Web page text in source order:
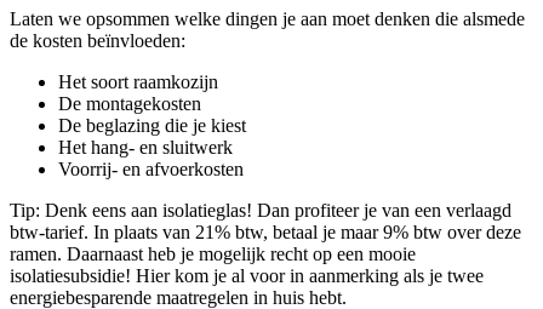
Laten we opsommen welke dingen je aan moet denken die alsmede
de kosten beïnvloeden:
Het soort raamkozijn
De montagekosten
De beglazing die je kiest
Het hang- en sluitwerk
Voorrij- en afvoerkosten
Tip: Denk eens aan isolatieglas! Dan profiteer je van een verlaagd
btw-tarief. In plaats van 21% btw, betaal je maar 9% btw over deze
ramen. Daarnaast heb je mogelijk recht op een mooie
isolatiesubsidie! Hier kom je al voor in aanmerking als je twee
energiebesparende maatregelen in huis hebt.